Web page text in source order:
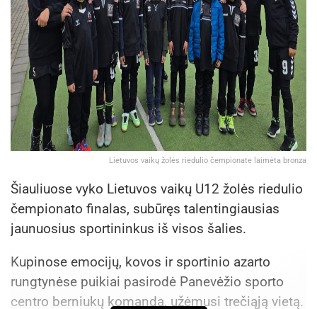
Lietuvos vaikų žolės riedulio čempionate laimėta bronza
Šiauliuose vyko Lietuvos vaikų U12 žolės riedulio
čempionato finalas, subūręs talentingiausias
jaunuosius sportininkus iš visos šalies.
Kupinose emocijų, kovos ir sportinio azarto
rungtynėse puikiai pasirodė Panevėžio sporto
centro berniukų komanda, užėmusi trečiąją vietą.